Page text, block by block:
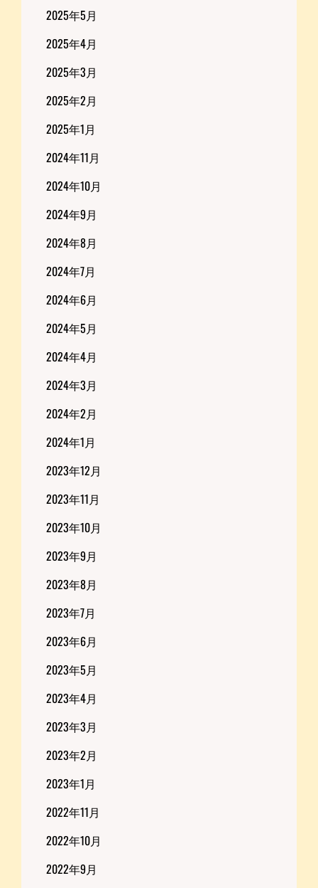
2025年5月
2025年4月
2025年3月
2025年2月
2025年1月
2024年11月
2024年10月
2024年9月
2024年8月
2024年7月
2024年6月
2024年5月
2024年4月
2024年3月
2024年2月
2024年1月
2023年12月
2023年11月
2023年10月
2023年9月
2023年8月
2023年7月
2023年6月
2023年5月
2023年4月
2023年3月
2023年2月
2023年1月
2022年11月
2022年10月
2022年9月